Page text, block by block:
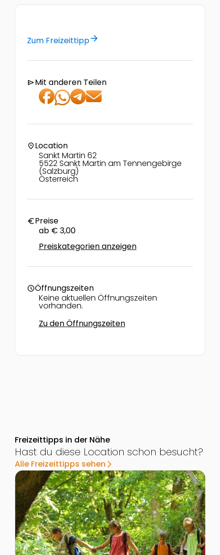
Zum Freizeittipparrow_forward
sendMit anderen Teilen
location_onLocation
Sankt Martin 62
5522 Sankt Martin am Tennengebirge
(Salzburg)
Österreich
euroPreise
ab € 3,00
Preiskategorien anzeigen
scheduleÖffnungszeiten
Keine aktuellen Öffnungszeiten
vorhanden.
Zu den Öffnungszeiten
Freizeittipps in der Nähe
Hast du diese Location schon besucht?
Alle Freizeittipps sehen arrow_forward_ios
Zur Detailseite von Lammertaler Urwald